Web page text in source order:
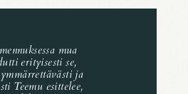
mua
erityi­sesti se,
ja
Teemu esit­te­lee,